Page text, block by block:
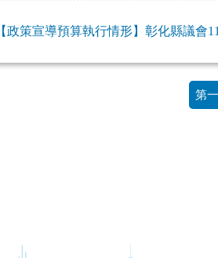
【政策宣導預算執行情形】彰化縣議會
第